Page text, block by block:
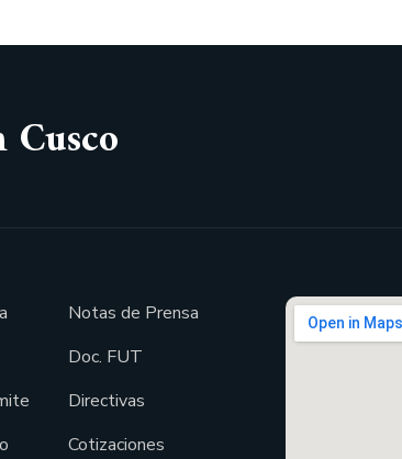
Notas de Prensa
Doc. FUT
Directivas
Cotizaciones